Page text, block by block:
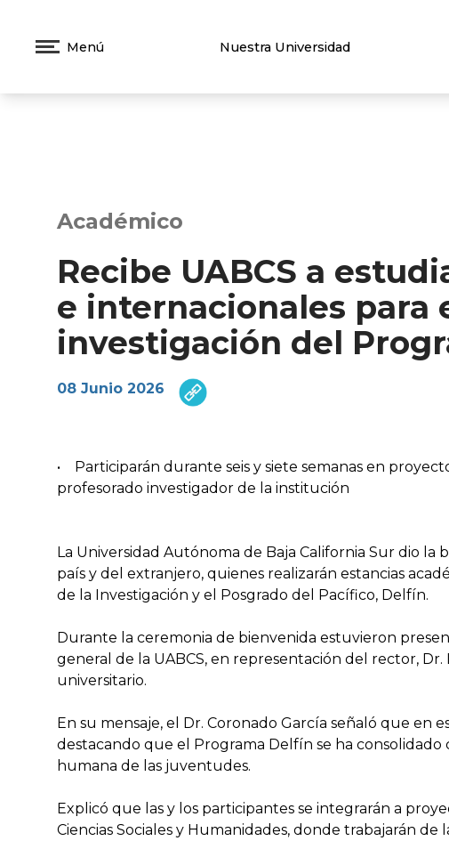
Menú Nuestra Universidad
Académico
Recibe UABCS a
e internacionales para
investigación del
08 Junio 2026
• Participarán durante seis y siete semanas en
profesorado investigador de la institución
La Universidad Autónoma de Baja California Sur dio
país y del extranjero, quienes realizarán estancias
de la Investigación y el Posgrado del Pacífico, Delfín.
Durante la ceremonia de bienvenida estuvieron
general de la UABCS, en representación del rector, Dr.
universitario.
En su mensaje, el Dr. Coronado García señaló que
destacando que el Programa Delfín se ha
humana de las juventudes.
Explicó que las y los participantes se integrarán a
Ciencias Sociales y Humanidades, donde trabajarán